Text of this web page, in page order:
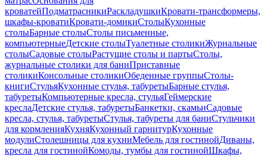
кроватейПодматрасникиРаскладушкиКровати-трансформеры,
шкафы-кроватиКровати-домикиСтолыКухонные
столыБарные столыСтолы письменные,
компьютерныеДетские столыТуалетные столикиЖурнальные
столыСадовые столыРастущие столы и партыСтолы,
журнальные столики для баниПриставные
столикиКонсольные столикиОбеденные группыСтолы-
книгиСтульяКухонные стулья, табуретыБарные стулья,
табуретыКомпьютерные кресла, стульяГеймерские
креслаДетские стулья, табуретыБанкетки, скамьиСадовые
кресла, стулья, табуретыСтулья, табуреты для баниСтульчики
для кормленияКухняКухонный гарнитурКухонные
модулиСтолешницы для кухниМебель для гостинойДиваны,
кресла для гостинойКомоды, тумбы для гостинойШкафы,